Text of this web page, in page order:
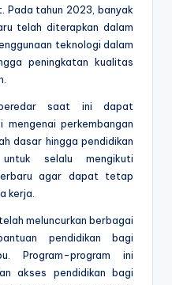
Pada tahun 2023, banyak
telah diterapkan dalam
teknologi dalam
peningkatan kualitas
saat ini dapat
perkembangan
dasar hingga pendidikan
selalu mengikuti
agar dapat tetap
kerja.
meluncurkan berbagai
pendidikan bagi
Program-program ini
akses pendidikan bagi